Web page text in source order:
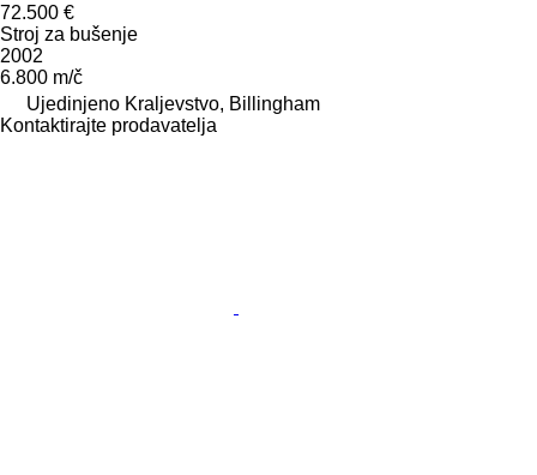
72.500 €
Stroj za bušenje
2002
6.800 m/č
Ujedinjeno Kraljevstvo, Billingham
Kontaktirajte prodavatelja